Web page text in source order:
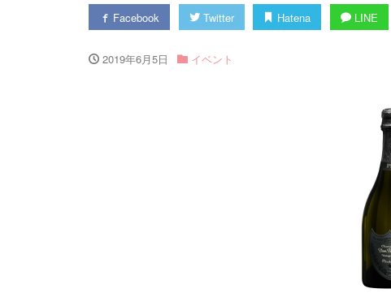
Facebook Twitter Hatena LINE
2019年6月5日 イベント